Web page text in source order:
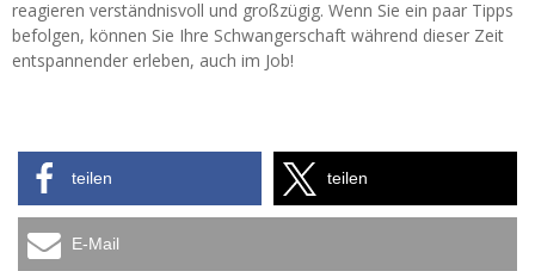
reagieren verständnisvoll und großzügig. Wenn Sie ein paar Tipps
befolgen, können Sie Ihre Schwangerschaft während dieser Zeit
entspannender erleben, auch im Job!
teilen teilen
E-Mail